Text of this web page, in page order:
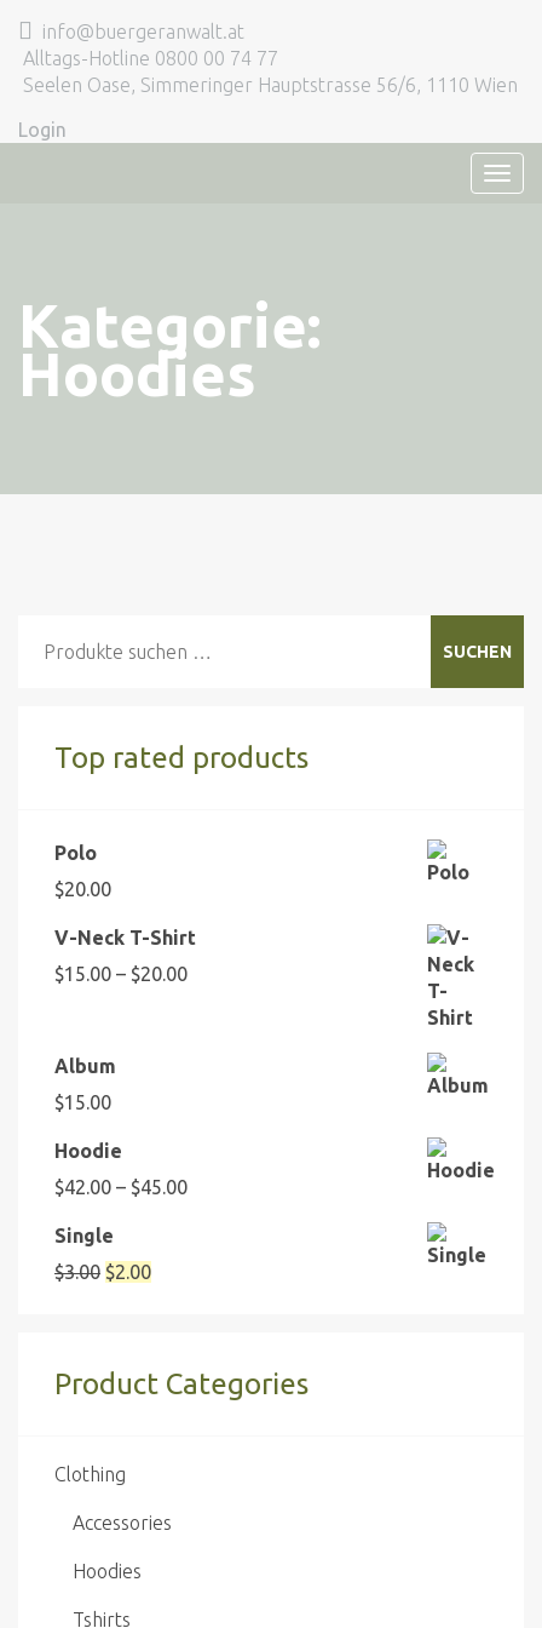
info@buergeranwalt.at
Alltags-Hotline 0800 00 74 77
Seelen Oase, Simmeringer Hauptstrasse 56/6, 1110 Wien
Login
Kategorie:
Hoodies
nach:
SUCHEN
Top rated products
Polo
$20.00
V-Neck T-Shirt
$15.00 – $20.00Preisspanne:
Album
$15.00
Hoodie
$42.00 – $45.00Preisspanne:
Single
$3.00 Ursprünglicher
$2.00Aktueller
Product Categories
Clothing
Accessories
Hoodies
Tshirts